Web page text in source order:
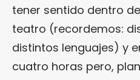
tener sentido dentro
teatro (recordemos:
distintos lenguajes) y
cuatro horas pero,